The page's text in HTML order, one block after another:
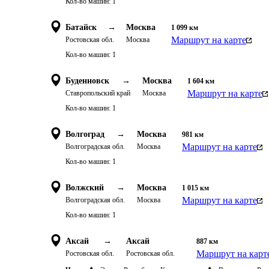
Батайск →
Ростовская обл.
Москва
Москва
1 099 км
Маршрут на карте
Кол-во машин: 1
Буденновск →
Ставропольский край
Москва
Москва
1 604 км
Маршрут на карте
Кол-во машин: 1
Волгоград →
Волгоградская обл.
Москва
Москва
981 км
Маршрут на карте
Кол-во машин: 1
Волжский →
Волгоградская обл.
Москва
Москва
1 015 км
Маршрут на карте
Кол-во машин: 1
Аксай →
Ростовская обл.
Аксай
Ростовская обл.
887 км
Маршрут на